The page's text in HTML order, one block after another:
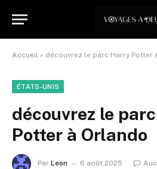
Accueil » découvrez le parc Harry Potter
ÉTATS-UNIS
découvrez le
Potter à Orlando
Par Leon 6 août 2025